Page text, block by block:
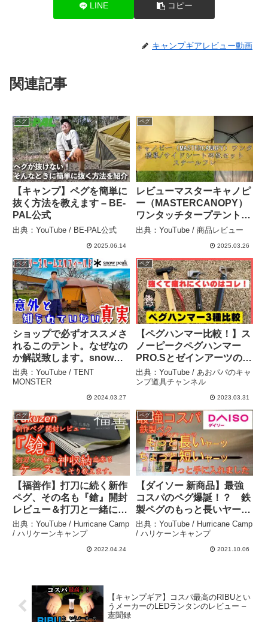
LINE コピー
キャンプギアレビュー動画
関連記事
ペグ
【キャンプ】ペグを簡単に
抜く方法を教えます – BE-
PAL公式
出典：YouTube / BE-PAL公式
2025.06.14
ペグ
レビューマスターキャノピ
ー（MASTERCANOPY）
ワンタッチタープテント
横幕/サイドシート四枚セ
立簡単 商用 アウトドア用
（キャスターバッグ ペグ
ロープ ウェイトバッ – 商
品レビュー
出典：YouTube / 商品レビュー
2025.03.26
ペグ
ショップで必ずオススメさ
れるこのテント。なぜなの
か解説致します。snow
peak エントリー２ルーム
エルフィールド – TENT
出典：YouTube / TENT
MONSTER
2024.03.27
ペグ
【ペグハンマー比較！】ス
ノーピークペグハンマー
PRO.Sとゼインアーツのグ
ラートハンマーと
CARBABYのペグハンマー
を比較レビュー – あおパパ
出典：YouTube / あおパパのキャ
ンプ道具チャンネル
2023.03.31
ペグ
【福善作】打刀に続く新作
ペグ、その名も『鎗』開封
レビュー＆打刀と一緒に神
スタッキング可能な収納ケ
ース紹介【キャンプ道具】
【fukuzen】#276 –
出典：YouTube / Hurricane Camp
/ ハリケーンキャンプ
2022.04.24
ペグ
【ダイソー 新商品】最強
コスパのペグ爆誕！？ 鉄
製ペグのもっと長いヤーツ
とちょっと短いヤーツ や
っと手に入れたのでレビュ
ーします【キャンプ道具】
プ
出典：YouTube / Hurricane Camp
/ ハリケーンキャンプ
2021.10.06
【キャンプギア】コスパ最高のRIBUとい
うメーカーのLEDランタンのレビュー –
憲聞録